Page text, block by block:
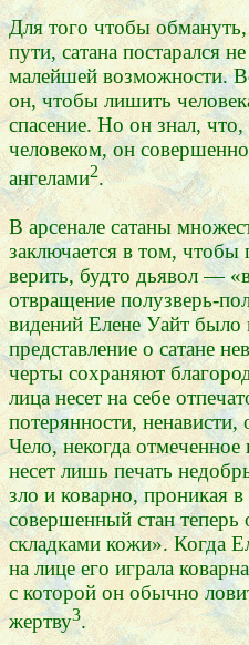
Для того чтобы
пути, сатана постарался
малейшей возможности.
он, чтобы лишить
спасение. Но он знал,
человеком, он
ангелами2.
В арсенале сатаны
заключается в том, чтобы
верить, будто дьявол —
отвращение полузверь-
видений Елене Уайт было
представление о сатане
черты сохраняют
лица несет на себе
потерянности, ненависти,
Чело, некогда
несет лишь печать
зло и коварно, проникая
совершенный стан
складками кожи». Когда
на лице его играла
с которой он обычно
жертву3.